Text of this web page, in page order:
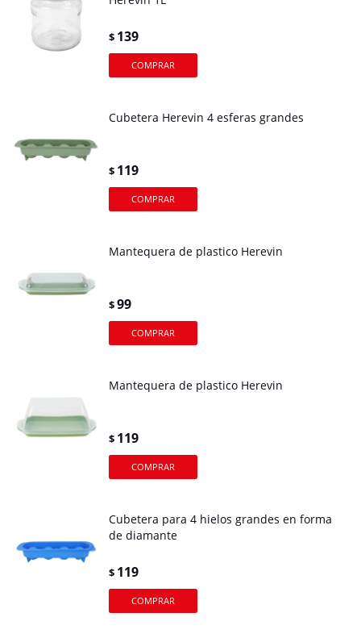
$ 139
Cubetera Herevin 4 esferas grandes
$ 119
Mantequera de plastico Herevin
$99
Mantequera de plastico Herevin
$ 119
Cubetera para 4 hielos grandes en forma
de diamante
$ 119